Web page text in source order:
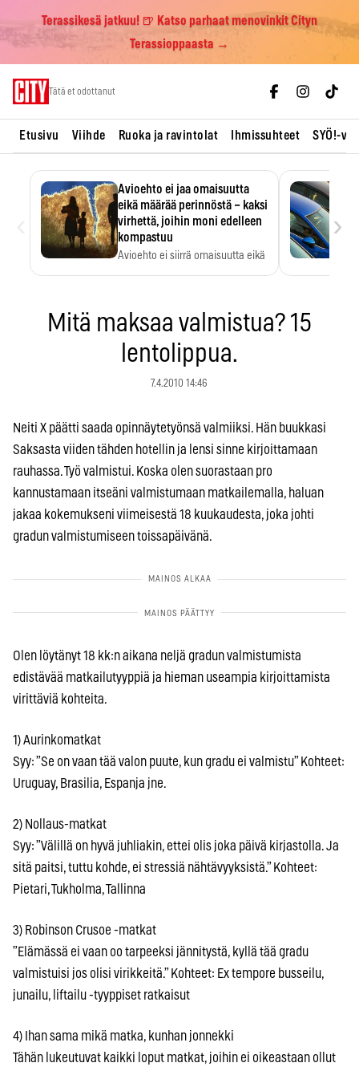
Terassikesä jatkuu! 🍺 Katso parhaat menovinkit Cityn
Terassioppaasta →
Tätä et odottanut
Etusivu Viihde Ruoka ja ravintolat Ihmissuhteet SYÖ!-
Avioehto ei jaa omaisuutta
eikä määrää perinnöstä – kaksi
virhettä, joihin moni edelleen
kompastuu
Avioehto ei siirrä omaisuutta eikä
›
Mitä maksaa valmistua? 15
lentolippua.
7.4.2010 14:46
Neiti X päätti saada opinnäytetyönsä valmiiksi. Hän buukkasi
Saksasta viiden tähden hotellin ja lensi sinne kirjoittamaan
rauhassa. Työ valmistui. Koska olen suorastaan pro
kannustamaan itseäni valmistumaan matkailemalla, haluan
jakaa kokemukseni viimeisestä 18 kuukaudesta, joka johti
gradun valmistumiseen toissapäivänä.
Olen löytänyt 18 kk:n aikana neljä gradun valmistumista
edistävää matkailutyyppiä ja hieman useampia kirjoittamista
virittäviä kohteita.
1) Aurinkomatkat
Syy: ”Se on vaan tää valon puute, kun gradu ei valmistu” Kohteet:
Uruguay, Brasilia, Espanja jne.
2) Nollaus-matkat
Syy: ”Välillä on hyvä juhliakin, ettei olis joka päivä kirjastolla. Ja
sitä paitsi, tuttu kohde, ei stressiä nähtävyyksistä.” Kohteet:
Pietari, Tukholma, Tallinna
3) Robinson Crusoe -matkat
”Elämässä ei vaan oo tarpeeksi jännitystä, kyllä tää gradu
valmistuisi jos olisi virikkeitä.” Kohteet: Ex tempore busseilu,
junailu, liftailu -tyyppiset ratkaisut
4) Ihan sama mikä matka, kunhan jonnekki
Tähän lukeutuvat kaikki loput matkat, joihin ei oikeastaan ollut